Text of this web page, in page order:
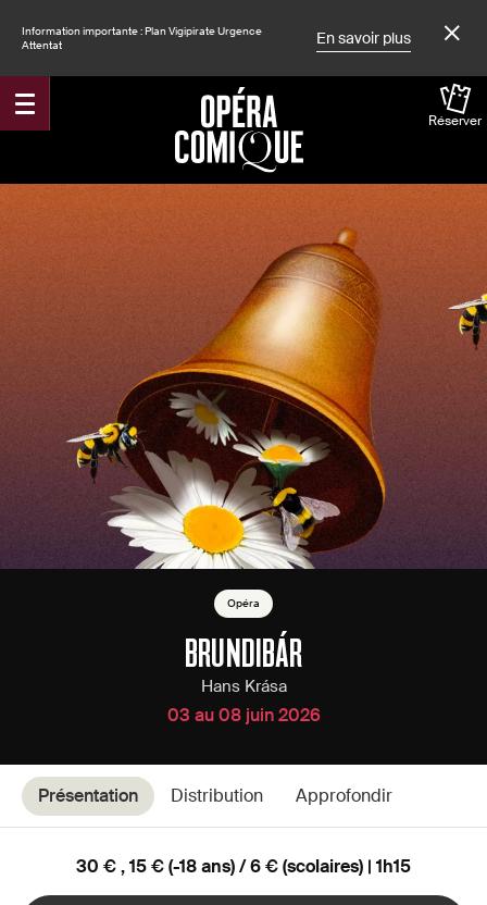
Information importante : Plan Vigipirate Urgence
Attentat
En savoir plus
Réserver
Accueil
Opéra
BRUNDIBÁR
Hans Krása
03 au 08 juin 2026
Présentation Distribution Approfondir
30 € , 15 € (-18 ans) / 6 € (scolaires) | 1h15